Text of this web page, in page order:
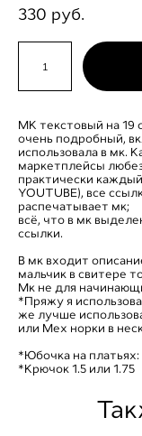
330 pуб.
МК текстовый на 19
очень подробный,
использовала в мк.
маркетплейсы
практически
YOUTUBE), все
распечатывает мк;
всё, что в мк
ссылки.
В мк входит
мальчик в свитере
Мк не для
*Пряжу я
же лучше
или Мех норки в
*Юбочка на
*Крючок 1.5 или 1.75